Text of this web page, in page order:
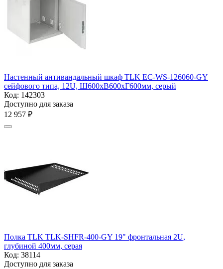
Настенный антивандальный шкаф TLK EC-WS-126060-GY
сейфового типа, 12U, Ш600хВ600хГ600мм, серый
Код: 142303
Доступно для заказа
12 957 ₽
Полка TLK TLK-SHFR-400-GY 19" фронтальная 2U,
глубиной 400мм, серая
Код: 38114
Доступно для заказа